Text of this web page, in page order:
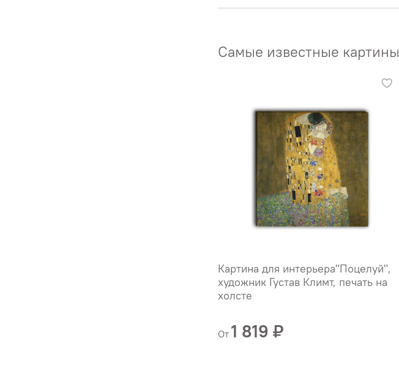
Самые известные картины
Картина для интерьера"Поцелуй",
художник Густав Климт, печать на
холсте
От 1 819 ₽